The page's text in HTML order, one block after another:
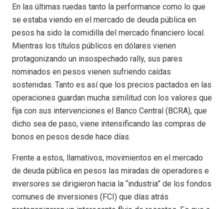
En las últimas ruedas tanto la performance como lo que
se estaba viendo en el mercado de deuda pública en
pesos ha sido la comidilla del mercado financiero local.
Mientras los títulos públicos en dólares vienen
protagonizando un insospechado rally, sus pares
nominados en pesos vienen sufriendo caídas
sostenidas. Tanto es así que los precios pactados en las
operaciones guardan mucha similitud con los valores que
fija con sus intervenciones el Banco Central (BCRA), que
dicho sea de paso, viene intensificando las compras de
bonos en pesos desde hace días.
Frente a estos, llamativos, movimientos en el mercado
de deuda pública en pesos las miradas de operadores e
inversores se dirigieron hacia la “industria” de los fondos
comunes de inversiones (FCI) que días atrás